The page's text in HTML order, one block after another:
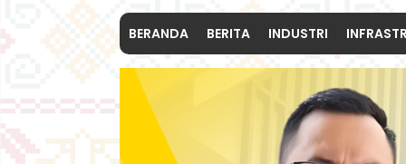
BERANDA BERITA INDUSTRI